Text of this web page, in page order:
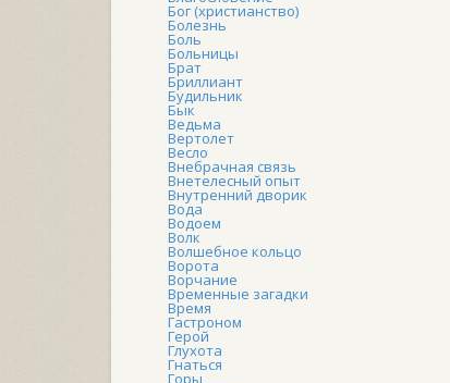
Бог (христианство)
Болезнь
Боль
Больницы
Брат
Бриллиант
Будильник
Бык
Ведьма
Вертолет
Весло
Внебрачная связь
Внетелесный опыт
Внутренний дворик
Вода
Водоем
Волк
Волшебное кольцо
Ворота
Ворчание
Временные загадки
Время
Гастроном
Герой
Глухота
Гнаться
Горы